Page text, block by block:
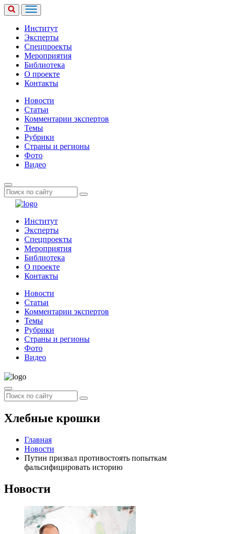
Институт
Эксперты
Спецпроекты
Мероприятия
Библиотека
О проекте
Контакты
Новости
Статьи
Комментарии экспертов
Темы
Рубрики
Страны и регионы
Фото
Видео
Институт
Эксперты
Спецпроекты
Мероприятия
Библиотека
О проекте
Контакты
Новости
Статьи
Комментарии экспертов
Темы
Рубрики
Страны и регионы
Фото
Видео
Хлебные крошки
Главная
Новости
Путин призвал противостоять попыткам
фальсифицировать историю
Новости